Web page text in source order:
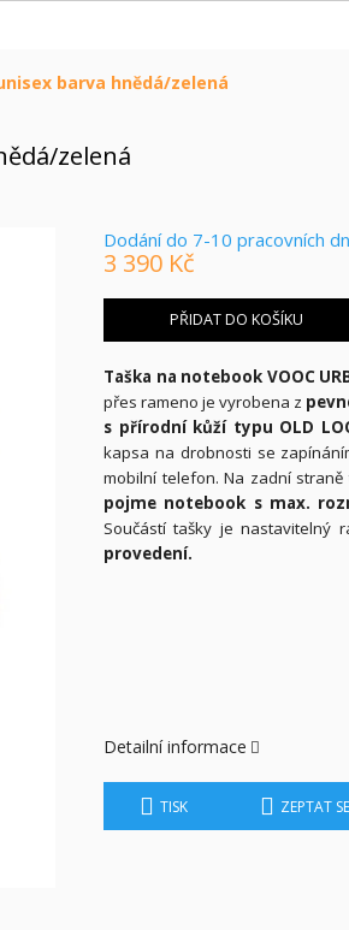
barva hnědá/zelená
zelená
3 390 Kč
cena:
Dodání do 7-10 pracovních
PŘIDAT DO KOŠÍKU
Taška na notebook VOOC
přes rameno je vyrobena z
s přírodní kůží typu OLD
kapsa na drobnosti se
mobilní telefon. Na zadní
pojme notebook s max.
Součástí tašky je nastavitelný
provedení.
Detailní informace
TISK ZEPTAT SE